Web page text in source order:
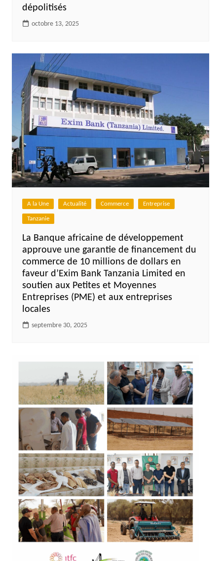
dépolitisés
octobre 13, 2025
A la Une Actualité Commerce Entreprise
Tanzanie
La Banque africaine de développement
approuve une garantie de financement du
commerce de 10 millions de dollars en
faveur d’Exim Bank Tanzania Limited en
soutien aux Petites et Moyennes
Entreprises (PME) et aux entreprises
locales
septembre 30, 2025